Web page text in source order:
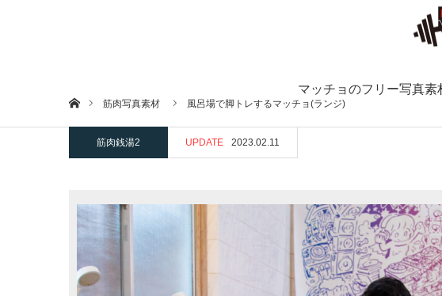
マッチョのフリー写真素
ホーム筋肉写真素材 風呂場で脚トレするマッチョ(ランジ)
筋肉銭湯2 UPDATE 2023.02.11